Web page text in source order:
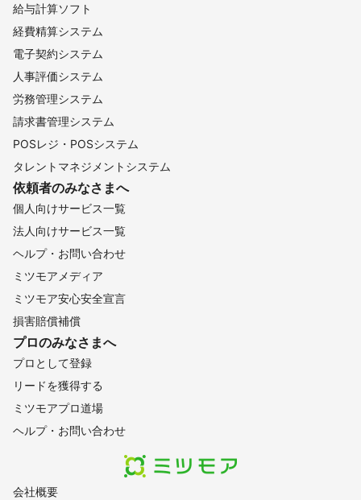
会社概要
給与計算ソフト
経費精算システム
電子契約システム
人事評価システム
労務管理システム
請求書管理システム
POSレジ・POSシステム
タレントマネジメントシステム
依頼者のみなさまへ
個人向けサービス一覧
法人向けサービス一覧
ヘルプ・お問い合わせ
ミツモアメディア
ミツモア安心安全宣言
損害賠償補償
プロのみなさまへ
プロとして登録
リードを獲得する
ミツモアプロ道場
ヘルプ・お問い合わせ